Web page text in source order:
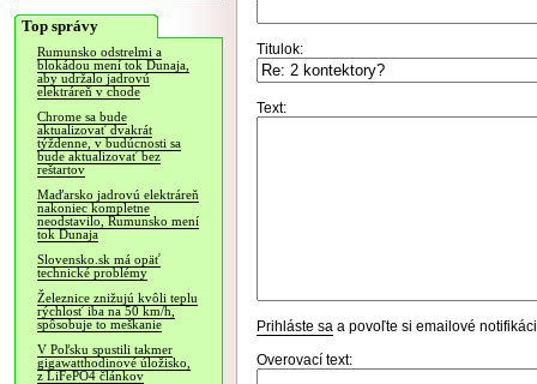
Top správy
Rumunsko odstrelmi a
blokádou mení tok Dunaja,
aby udržalo jadrovú
elektráreň v chode
Chrome sa bude
aktualizovať dvakrát
týždenne, v budúcnosti sa
bude aktualizovať bez
reštartov
Maďarsko jadrovú elektráreň
nakoniec kompletne
neodstavilo, Rumunsko mení
tok Dunaja
Slovensko.sk má opäť
technické problémy
Železnice znižujú kvôli teplu
rýchlosť iba na 50 km/h,
spôsobuje to meškanie
V Poľsku spustili takmer
gigawatthodinové úložisko,
z LiFePO4 článkov
Titulok:
Text:
Prihláste sa a povoľte si emailové
Overovací text: